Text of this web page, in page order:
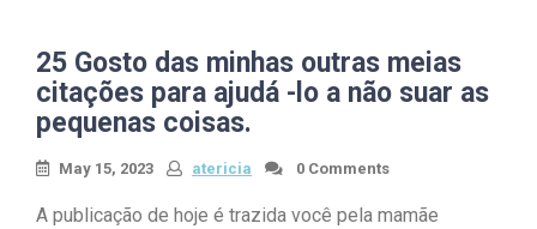
25 Gosto das minhas outras meias
citações para ajudá -lo a não suar as
pequenas coisas.
May 15, 2023 atericia 0 Comments
A publicação de hoje é trazida você pela mamãe